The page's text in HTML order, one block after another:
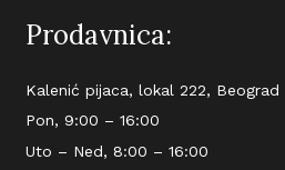
Prodavnica:
Kalenić pijaca, lokal 222, Beograd
Pon, 9:00 – 16:00
Uto – Ned, 8:00 – 16:00